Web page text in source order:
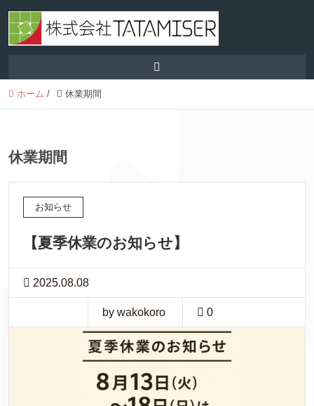
ホーム / 休業期間
休業期間
お知らせ
【夏季休業のお知らせ】
2025.08.08
by wakokoro 0